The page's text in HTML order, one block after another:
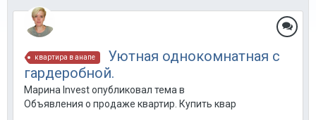
квартира в анапе
Уютная однокомнатная с
гардеробной.
Марина Invest опубликовал тема в
Объявления о продаже квартир. Купить квартиру в Анапе.